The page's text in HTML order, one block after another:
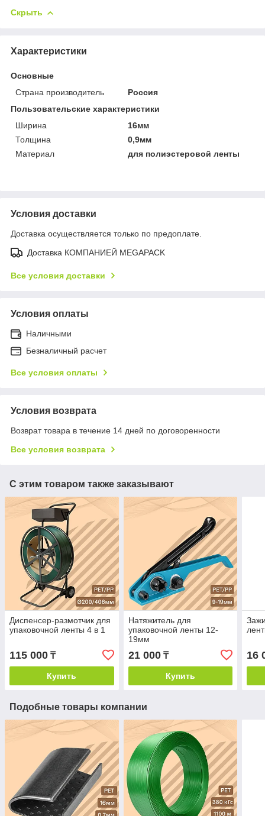
Скрыть
Характеристики
Основные
Страна производитель
Россия
Пользовательские характеристики
Ширина
16мм
Толщина
0,9мм
Материал
для полиэстеровой ленты
Условия доставки
Доставка осуществляется только по предоплате.
Доставка КОМПАНИЕЙ MEGAPACK
Все условия доставки
Условия оплаты
Наличными
Безналичный расчет
Все условия оплаты
Условия возврата
Возврат товара в течение 14 дней по договоренности
Все условия возврата
С этим товаром также заказывают
Диспенсер-размотчик для
упаковочной ленты 4 в 1
115 000 ₸
Купить
Натяжитель для
упаковочной ленты 12-
19мм
21 000₸
Купить
16
Подобные товары компании